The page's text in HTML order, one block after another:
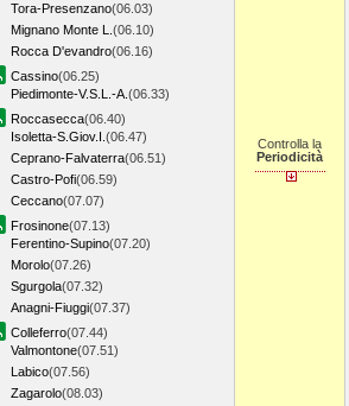
Tora-Presenzano(06.03)
Mignano Monte L. (06.10)
Rocca D'evandro(06.16)
Cassino(06.25)
Piedimonte-V.S.L.-A. (06.33)
Roccasecca(06.40)
Isoletta-S.Giov.I. (06.47)
Ceprano-Falvaterra(06.51)
Castro-Pofi(06.59)
Ceccano(07.07)
Frosinone(07.13)
Ferentino-Supino(07.20)
Morolo(07.26)
Sgurgola(07.32)
Anagni-Fiuggi(07.37)
Colleferro(07.44)
Valmontone(07.51)
Labico(07.56)
Zagarolo(08.03)
Controlla la
Periodicità